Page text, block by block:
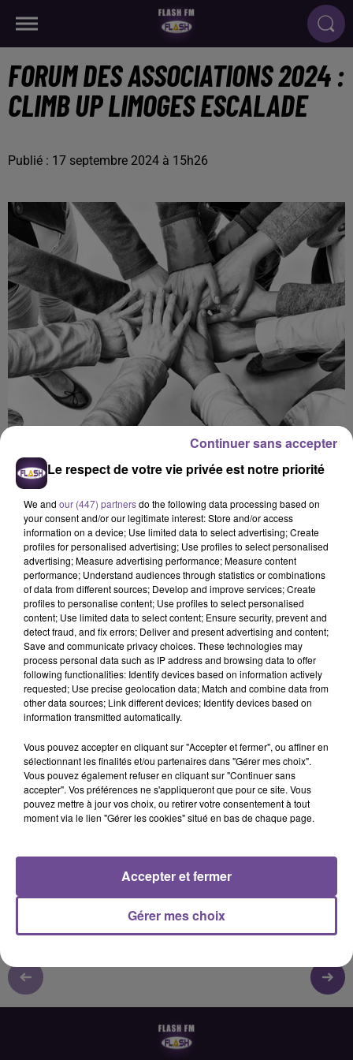
FORUM DES ASSOCIATIONS 2024 :
CLIMB UP LIMOGES ESCALADE
Publié : 17 septembre 2024 à 15h26
Flash FM
FLASH FM : L’actu des associations
0:00 5 min 55 sec
17 septembre 2024 - 5 min 55 sec
FORUM DES ASSOCIATIONS 2024 : CLIMB UP LIMOGES ESCALADE
Présentation de la discipline de l'escalade.
Le respect de votre vie privée est notre priorité
We and our (447) partnersdo the following data processing based on
your consent and/or our legitimate interest: Store and/or access
information on a device; Use limited data to select advertising; Create
profiles for personalised advertising; Use profiles to select personalised
advertising; Measure advertising performance; Measure content
performance; Understand audiences through statistics or combinations
of data from different sources; Develop and improve services; Create
profiles to personalise content; Use profiles to select personalised
content; Use limited data to select content; Ensure security, prevent and
detect fraud, and fix errors; Deliver and present advertising and content;
Save and communicate privacy choices. These technologies may
process personal data such as IP address and browsing data to offer
following functionalities: Identify devices based on information actively
requested; Use precise geolocation data; Match and combine data from
other data sources; Link different devices; Identify devices based on
information transmitted automatically.
Vous pouvez accepter en cliquant sur "Accepter et fermer", ou affiner en
sélectionnant les finalités et/ou partenaires dans "Gérer mes choix".
Vous pouvez également refuser en cliquant sur "Continuer sans
accepter". Vos préférences ne s'appliqueront que pour ce site. Vous
pouvez mettre à jour vos choix, ou retirer votre consentement à tout
moment via le lien "Gérer les cookies" situé en bas de chaque page.
Gérer mes choix
Accepter et fermer
Continuer sans accepter